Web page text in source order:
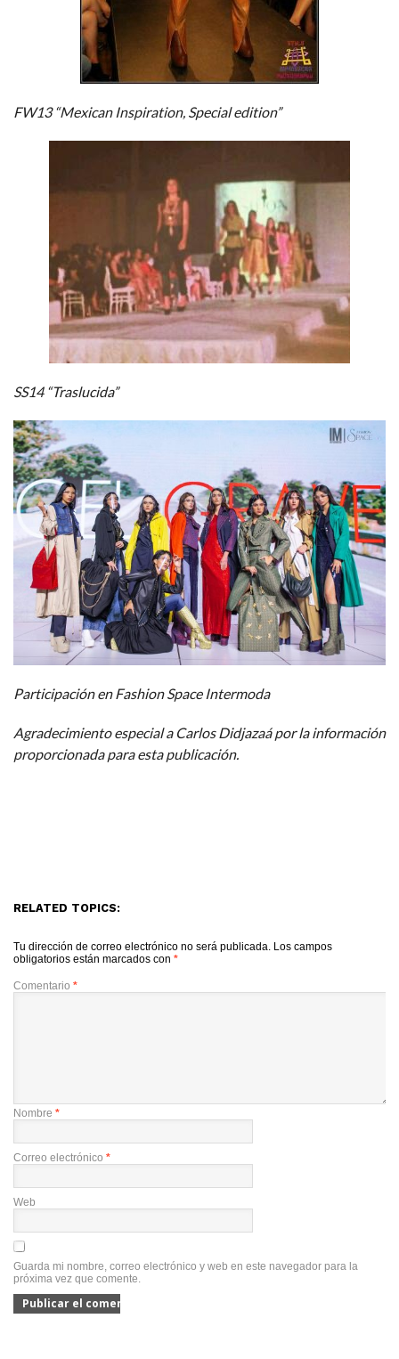
FW13 “Mexican Inspiration, Special edition”
SS14 “Traslucida”
Participación en Fashion Space Intermoda
Agradecimiento especial a Carlos Didjazaá por la información
proporcionada para esta publicación.
RELATED TOPICS:
Tu dirección de correo electrónico no será publicada. Los campos
obligatorios están marcados con *
Comentario *
Nombre *
Correo electrónico *
Web
Guarda mi nombre, correo electrónico y web en este navegador para la
próxima vez que comente.